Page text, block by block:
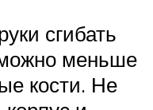
сгибать
меньше
кости. Не